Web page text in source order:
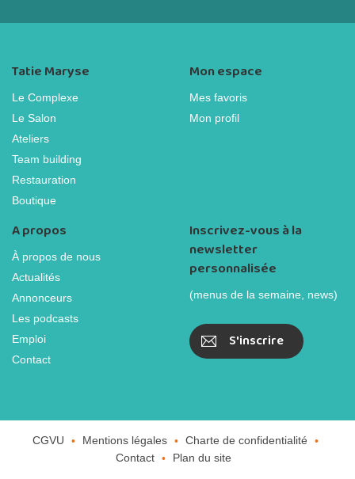
Tatie Maryse
Le Complexe
Le Salon
Ateliers
Team building
Restauration
Boutique
Mon espace
Mes favoris
Mon profil
A propos
À propos de nous
Actualités
Annonceurs
Les podcasts
Emploi
Contact
Inscrivez-vous à la
newsletter
personnalisée
(menus de la semaine, news)
S'inscrire
CGVU Mentions légales
Charte de confidentialité
Contact
Plan du site